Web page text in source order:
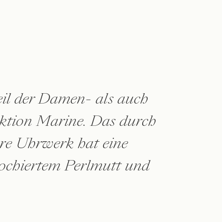
der Damen- als auch
Marine. Das durch
Uhrwerk hat eine
Perlmutt und